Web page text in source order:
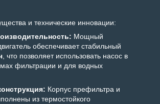
и технические инновации:
Мощный
обеспечивает стабильный
, что позволяет использовать насос в
фильтрации и для водных
Корпус префильтра и
из термостойкого